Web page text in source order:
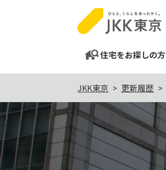
住宅をお探しの方
こ
こ
か
ら
JKK東京 更新履歴